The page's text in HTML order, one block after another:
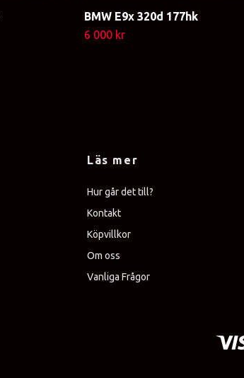
BMW E9x 320d 177hk
6 000 kr
Läs mer
Hur går det till?
Kontakt
Köpvillkor
Om oss
Vanliga Frågor